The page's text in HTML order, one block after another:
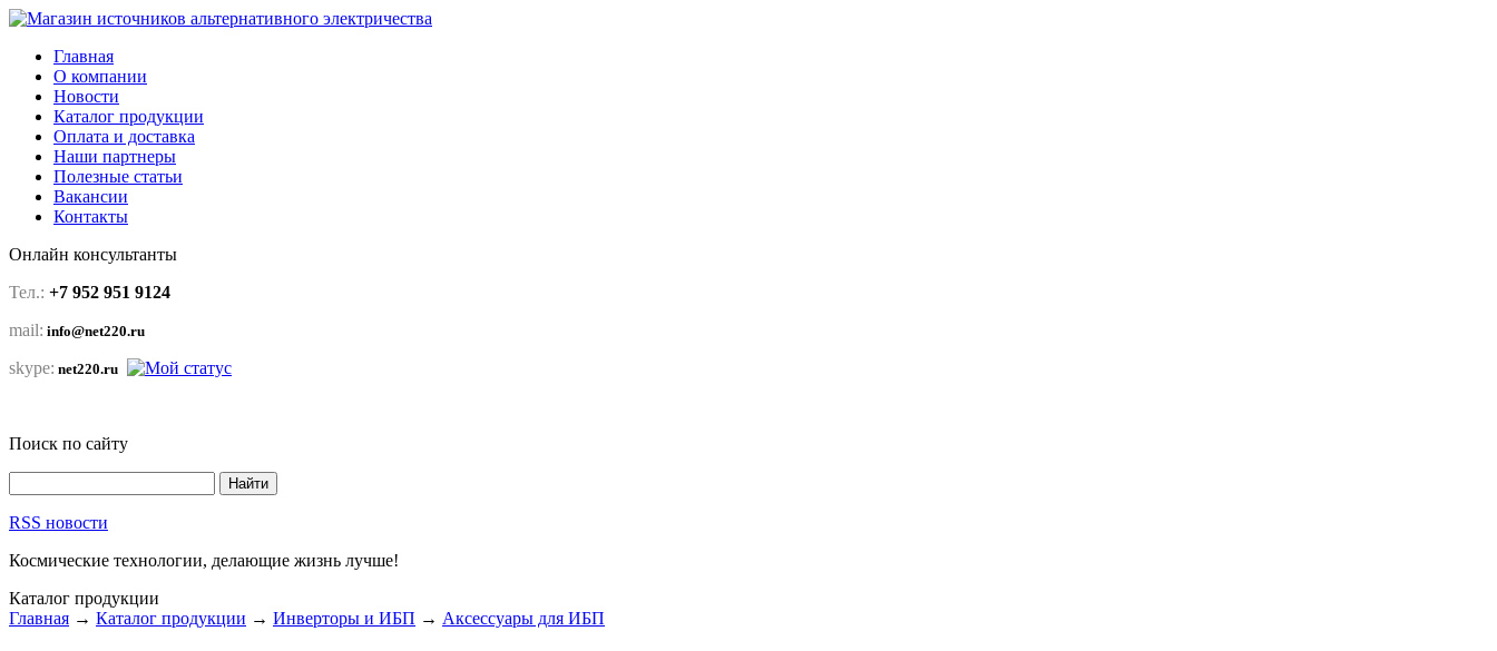
Главная
О компании
Новости
Каталог продукции
Оплата и доставка
Наши партнеры
Полезные статьи
Вакансии
Контакты
Онлайн консультанты
Тел.: +7 952 951 9124
mail: info@net220.ru
skype: net220.ru
Поиск по сайту
RSS новости
Космические технологии, делающие жизнь лучше!
Каталог продукции
Главная → Каталог продукции → Инверторы и ИБП → Аксессуары для ИБП